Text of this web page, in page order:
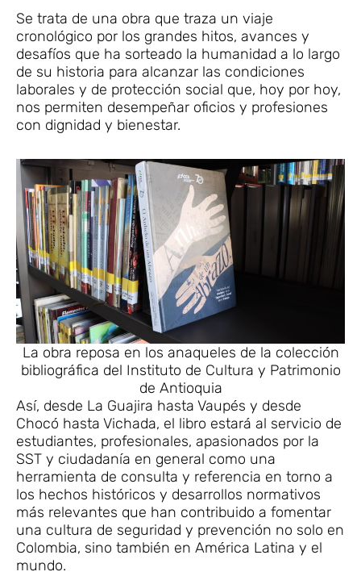
Se trata de una obra que traza un viaje
cronológico por los grandes hitos, avances y
desafíos que ha sorteado la humanidad a lo largo
de su historia para alcanzar las condiciones
laborales y de protección social que, hoy por hoy,
nos permiten desempeñar oficios y profesiones
con dignidad y bienestar.
La obra reposa en los anaqueles de la colección
bibliográfica del Instituto de Cultura y Patrimonio
de Antioquia
Así, desde La Guajira hasta Vaupés y desde
Chocó hasta Vichada, el libro estará al servicio de
estudiantes, profesionales, apasionados por la
SST y ciudadanía en general como una
herramienta de consulta y referencia en torno a
los hechos históricos y desarrollos normativos
más relevantes que han contribuido a fomentar
una cultura de seguridad y prevención no solo en
Colombia, sino también en América Latina y el
mundo.